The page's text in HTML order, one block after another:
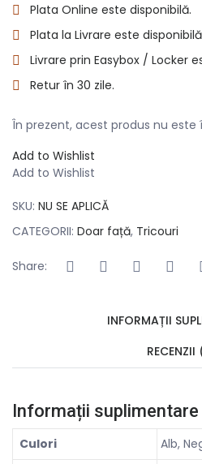
Plata Online este disponibilă.
Plata la Livrare este
Livrare prin Easybox / Locker
Retur în 30 zile.
În prezent, acest produs nu este
Add to Wishlist
Add to Wishlist
SKU: NU SE APLICĂ
CATEGORII: Doar față, Tricouri
Share:
INFORMAȚII
Informații suplimentare
Culori
Alb,